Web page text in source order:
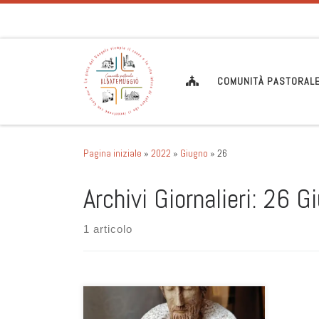
COMUNITÀ
Pagina iniziale » 2022 » Giugno » 26
Archivi Giornalieri: 26
1 articolo
Difficile fare un bilancio. Incontri,